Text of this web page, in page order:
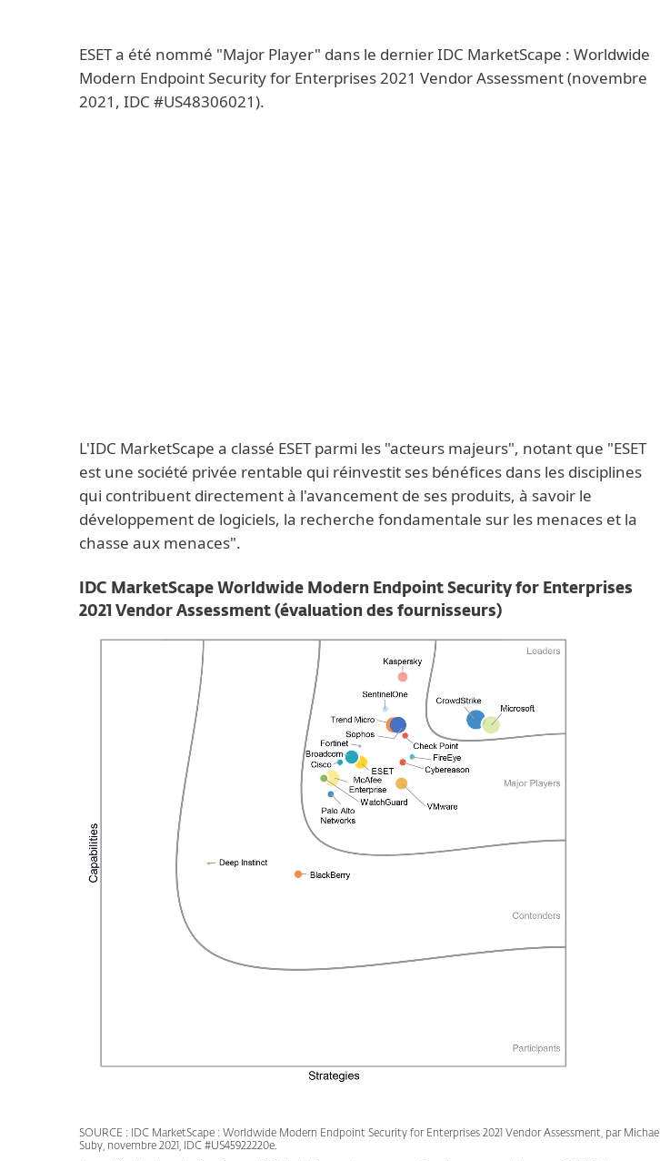
ESET a été nommé "Major Player" dans le dernier IDC MarketScape : Worldwide
Modern Endpoint Security for Enterprises 2021 Vendor Assessment (novembre
2021, IDC #US48306021).
L'IDC MarketScape a classé ESET parmi les "acteurs majeurs", notant que "ESET
est une société privée rentable qui réinvestit ses bénéfices dans les disciplines
qui contribuent directement à l'avancement de ses produits, à savoir le
développement de logiciels, la recherche fondamentale sur les menaces et la
chasse aux menaces".
IDC MarketScape Worldwide Modern Endpoint Security for Enterprises
2021 Vendor Assessment (évaluation des fournisseurs)
SOURCE : IDC MarketScape : Worldwide Modern Endpoint Security for Enterprises 2021 Vendor Assessment, par Michael
Suby, novembre 2021, IDC #US45922220e.